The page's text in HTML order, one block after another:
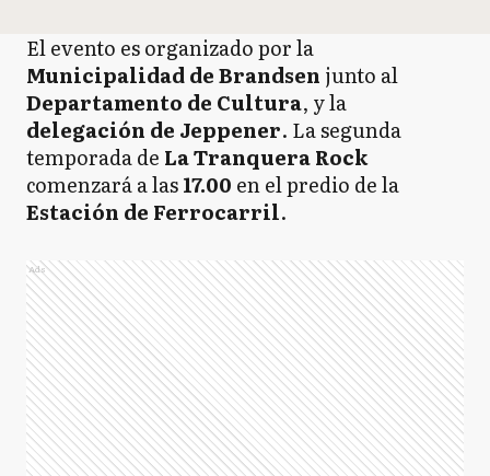
El evento es organizado por la
Municipalidad de Brandsen junto al
Departamento de Cultura, y la
delegación de Jeppener. La segunda
temporada de La Tranquera Rock
comenzará a las17.00 en el predio de la
Estación de Ferrocarril.
Ads